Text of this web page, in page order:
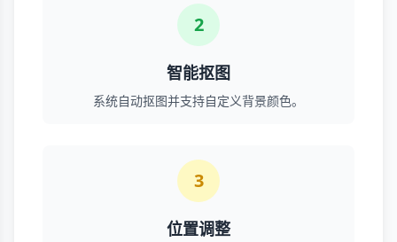
2
智能抠图
系统自动抠图并支持自定义背景颜色。
3
位置调整